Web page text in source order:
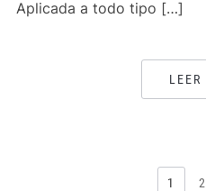
Aplicada a todo tipo […]
LEER
1 2